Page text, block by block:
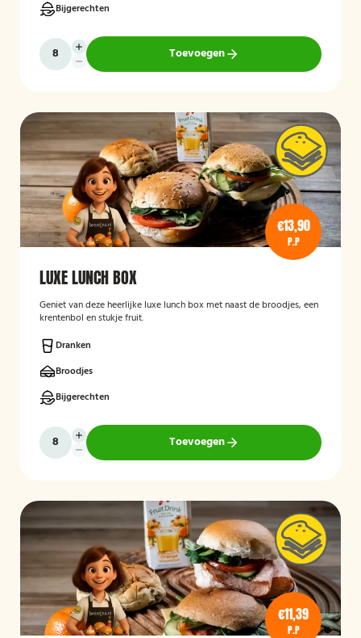
Bijgerechten
Toevoegen
€13,90
P.P
LUXE LUNCH BOX
Geniet van deze heerlijke luxe lunch box met naast de broodjes, een
krentenbol en stukje fruit.
Dranken
Broodjes
Bijgerechten
Toevoegen
€11,39
P.P